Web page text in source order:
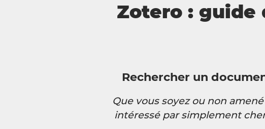
Zotero : guide
Rechercher un
Que vous soyez ou non
intéressé par simplement